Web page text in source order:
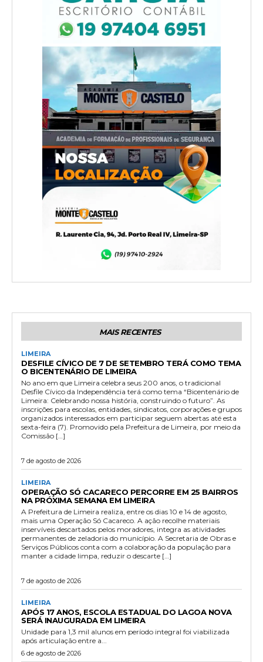
MAIS RECENTES
LIMEIRA
DESFILE CÍVICO DE 7 DE SETEMBRO TERÁ COMO TEMA
O BICENTENÁRIO DE LIMEIRA
No ano em que Limeira celebra seus 200 anos, o tradicional
Desfile Cívico da Independência terá como tema “Bicentenário de
Limeira: Celebrando nossa história, construindo o futuro”. As
inscrições para escolas, entidades, sindicatos, corporações e grupos
organizados interessados em participar seguem abertas até esta
sexta-feira (7). Promovido pela Prefeitura de Limeira, por meio da
Comissão […]
7 de agosto de 2026
LIMEIRA
OPERAÇÃO SÓ CACARECO PERCORRE EM 25 BAIRROS
NA PRÓXIMA SEMANA EM LIMEIRA
A Prefeitura de Limeira realiza, entre os dias 10 e 14 de agosto,
mais uma Operação Só Cacareco. A ação recolhe materiais
inservíveis descartados pelos moradores, integra as atividades
permanentes de zeladoria do município. A Secretaria de Obras e
Serviços Públicos conta com a colaboração da população para
manter a cidade limpa, reduzir o descarte […]
7 de agosto de 2026
LIMEIRA
APÓS 17 ANOS, ESCOLA ESTADUAL DO LAGOA NOVA
SERÁ INAUGURADA EM LIMEIRA
Unidade para 1,3 mil alunos em período integral foi viabilizada
após articulação entre a...
6 de agosto de 2026